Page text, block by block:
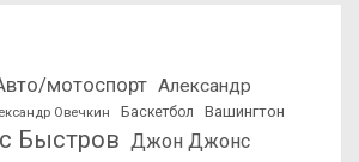
мотоспорт Александр
Овечкин Баскетбол
Вашингтон
Быстров Джон Джонс